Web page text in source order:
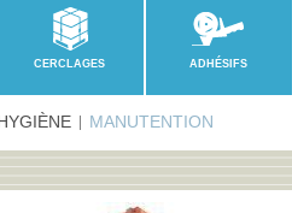
CERCLAGES ADHÉSIFS
MANUTENTION